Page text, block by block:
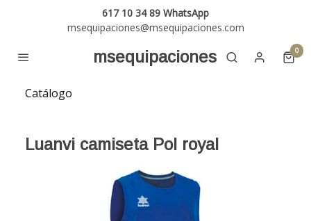
617 10 34 89 WhatsApp
msequipaciones@msequipaciones.com
msequipaciones 0
Catálogo
Luanvi camiseta Pol royal